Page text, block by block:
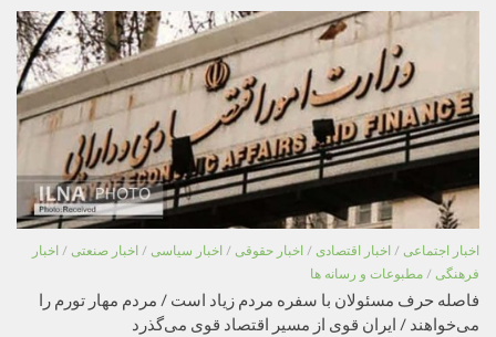
اخبار اجتماعی / اخبار اقتصادی / اخبار حقوقی / اخبار سیاسی / اخبار صنعتی / اخبار
فرهنگی / مطبوعات و رسانه ها
فاصله حرف مسئولان با سفره مردم زیاد است / مردم مهار تورم را
می‌خواهند / ایران قوی از مسیر اقتصاد قوی می‌گذرد